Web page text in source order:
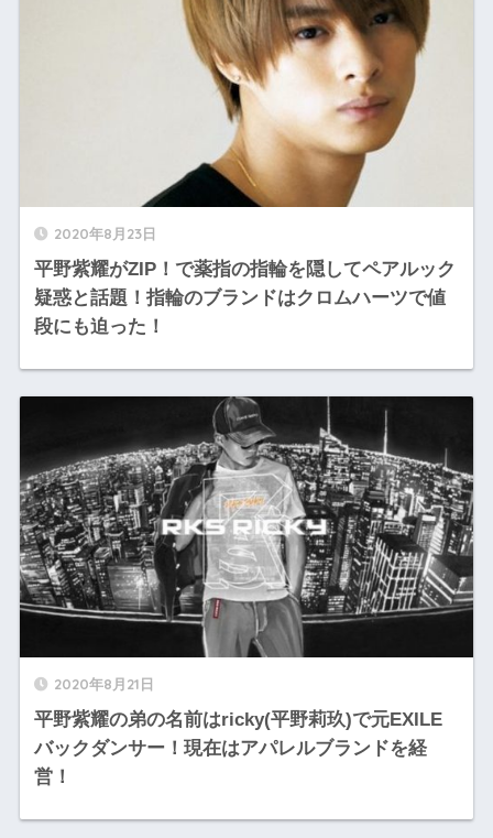
2020年8月23日
平野紫耀がZIP！で薬指の指輪を隠してペアルック
疑惑と話題！指輪のブランドはクロムハーツで値
段にも迫った！
2020年8月21日
平野紫耀の弟の名前はricky(平野莉玖)で元EXILE
バックダンサー！現在はアパレルブランドを経
営！